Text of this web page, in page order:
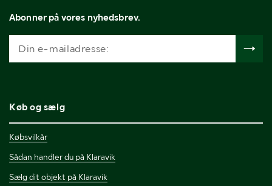
Abonner på vores nyhedsbrev.
Køb og sælg
Købsvilkår
Sådan handler du på Klaravik
Sælg dit objekt på Klaravik